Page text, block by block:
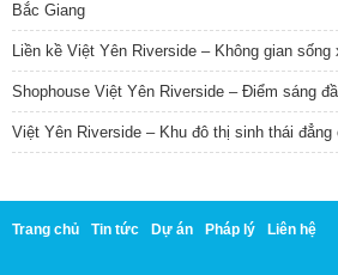
Bắc Giang
Liền kề Việt Yên Riverside – Không gian
Shophouse Việt Yên Riverside – Điểm sáng
Việt Yên Riverside – Khu đô thị sinh thái
Trang chủ Tin tức Dự án Pháp lý Liên hệ